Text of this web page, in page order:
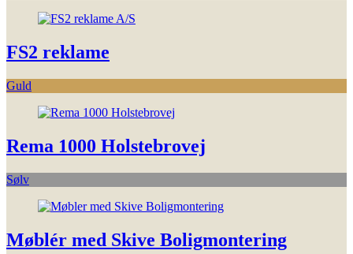
FS2 reklame
Guld
Rema 1000 Holstebrovej
Sølv
Møblér med Skive Boligmontering